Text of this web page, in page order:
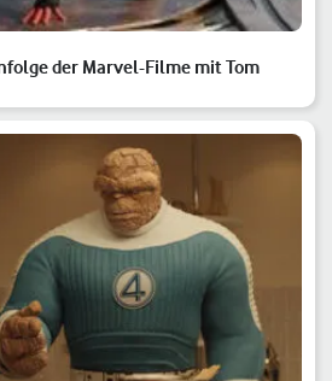
der Marvel-Filme mit Tom